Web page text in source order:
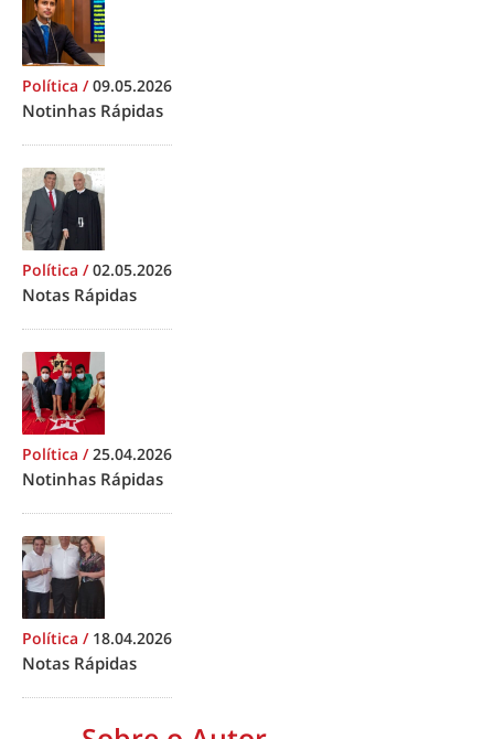
Política /09.05.2026
Notinhas Rápidas
Política /02.05.2026
Notas Rápidas
Política /25.04.2026
Notinhas Rápidas
Política / 18.04.2026
Notas Rápidas